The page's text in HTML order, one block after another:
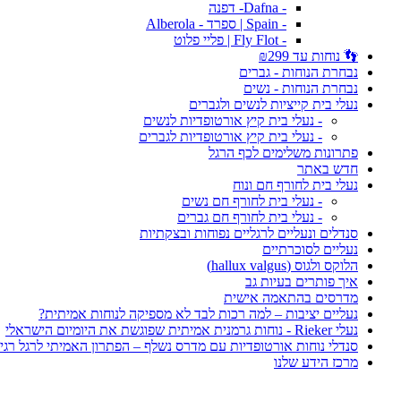
- Dafna- דפנה
- Spain | ספרד - Alberola
- Fly Flot | פליי פלוט
👣 נוחות עד ₪299
נבחרת הנוחות - גברים
נבחרת הנוחות - נשים
נעלי בית קייציות לנשים ולגברים
- נעלי בית קיץ אורטופדיות לנשים
- נעלי בית קיץ אורטופדיות לגברים
פתרונות משלימים לכף הרגל
חדש באתר
נעלי בית לחורף חם ונוח
- נעלי בית לחורף חם נשים
- נעלי בית לחורף חם גברים
סנדלים ונעליים לרגליים נפוחות ובצקתיות
נעליים לסוכרתיים
הלוקס ולגוס (hallux valgus)
איך פותרים בעיות גב
מדרסים בהתאמה אישית
נעליים יציבות – למה רכות לבד לא מספיקה לנוחות אמיתית?
נעלי Rieker - נוחות גרמנית אמיתית שפוגשת את היומיום הישראלי
סנדלי נוחות אורטופדיות עם מדרס נשלף – הפתרון האמיתי לרגל
מרכז הידע שלנו